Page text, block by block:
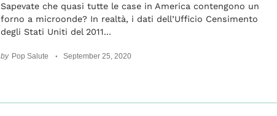
Sapevate che quasi tutte le case in America contengono un
forno a microonde? In realtà, i dati dell’Ufficio Censimento
degli Stati Uniti del 2011...
by Pop Salute September 25, 2020